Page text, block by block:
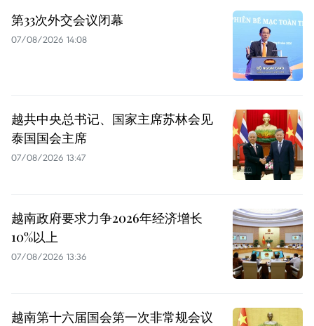
第33次外交会议闭幕
07/08/2026 14:08
越共中央总书记、国家主席苏林会见
泰国国会主席
07/08/2026 13:47
越南政府要求力争2026年经济增长
10%以上
07/08/2026 13:36
越南第十六届国会第一次非常规会议